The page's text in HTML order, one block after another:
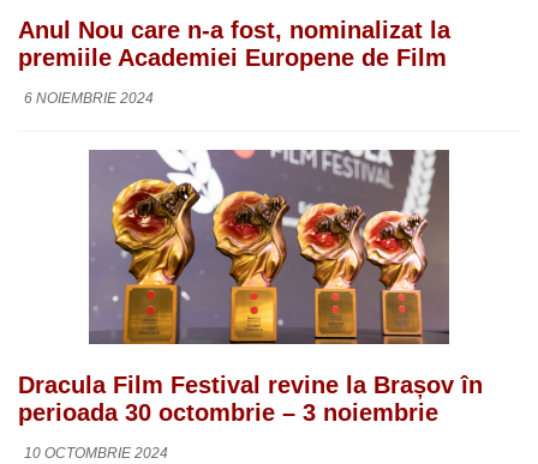
Anul Nou care n-a fost, nominalizat la
premiile Academiei Europene de Film
6 NOIEMBRIE 2024
Dracula Film Festival revine la Brașov în
perioada 30 octombrie – 3 noiembrie
10 OCTOMBRIE 2024